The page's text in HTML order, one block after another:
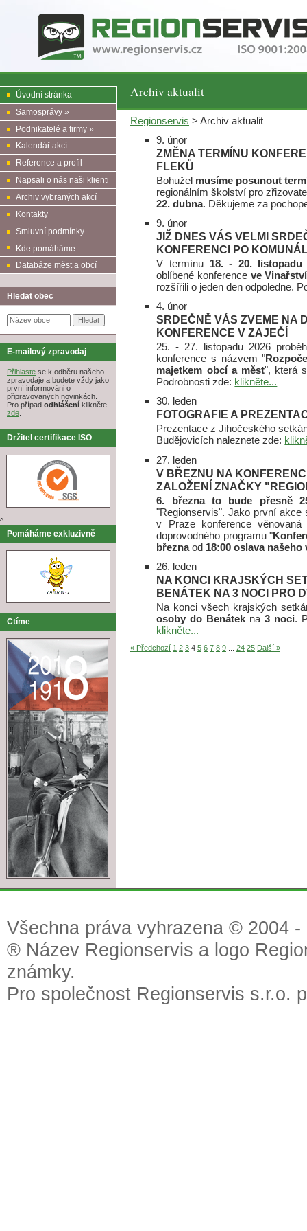
Archiv aktualit
Úvodní stránka
Samosprávy »
Podnikatelé a firmy »
Kalendář akcí
Reference a profil
Napsali o nás naši klienti
Archiv vybraných akcí
Kontakty
Smluvní podmínky
Kde pomáháme
Databáze měst a obcí
Hledat obec
E-mailový zpravodaj
Přihlaste se k odběru našeho
zpravodaje a budete vždy jako
první informováni o
připravovaných novinkách.
Pro případ odhlášení klikněte
zde.
Držitel certifikace ISO
^
Pomáháme exkluzivně
Ctíme
Regionservis > Archiv aktualit
9. únor
ZMĚNA TERMÍNU
FLEKŮ
Bohužel musíme posunout
regionálním školství pro
22. dubna. Děkujeme za
9. únor
JIŽ DNES VÁS VELMI
KONFERENCI PO
V termínu 18. - 20. listopadu
oblíbené konference ve
rozšířili o jeden den odpoledne.
4. únor
SRDEČNĚ VÁS ZVEME NA
KONFERENCE V ZAJEČÍ
25. - 27. listopadu 2026
konference s názvem "
majetkem obcí a měst", která
Podrobnosti zde: klikněte...
30. leden
FOTOGRAFIE A
Prezentace z Jihočeského
Budějovicích naleznete zde:
27. leden
V BŘEZNU NA
ZALOŽENÍ ZNAČKY
6. března to bude přesně
"Regionservis". Jako první akce
v Praze konference
doprovodného programu "
březnaod 18:00 oslava našeho
26. leden
NA KONCI KRAJSKÝCH
BENÁTEK NA 3 NOCI PRO
Na konci všech krajských
osoby do Benátek na3 noci.
klikněte...
« Předchozí 1 2 3 4 5 6 7 8 9 24 25 Další »
Všechna práva vyhrazena © 2004
® Název Regionservis a logo
známky.
Pro společnost Regionservis s.r.o.